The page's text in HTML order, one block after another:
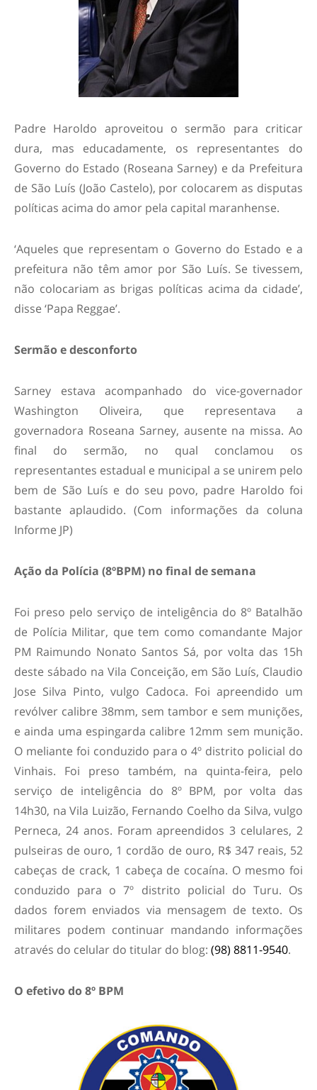
Padre Haroldo aproveitou o sermão para criticar
dura, mas educadamente, os representantes do
Governo do Estado (Roseana Sarney) e da Prefeitura
de São Luís (João Castelo), por colocarem as disputas
políticas acima do amor pela capital maranhense.
‘Aqueles que representam o Governo do Estado e a
prefeitura não têm amor por São Luís. Se tivessem,
não colocariam as brigas políticas acima da cidade’,
disse ‘Papa Reggae’.
Sermão e desconforto
Sarney estava acompanhado do vice-governador
Washington Oliveira, que representava a
governadora Roseana Sarney, ausente na missa. Ao
final do sermão, no qual conclamou os
representantes estadual e municipal a se unirem pelo
bem de São Luís e do seu povo, padre Haroldo foi
bastante aplaudido. (Com informações da coluna
Informe JP)
Ação da Polícia (8ºBPM) no final de semana
Foi preso pelo serviço de inteligência do 8º Batalhão
de Polícia Militar, que tem como comandante Major
PM Raimundo Nonato Santos Sá, por volta das 15h
deste sábado na Vila Conceição, em São Luís, Claudio
Jose Silva Pinto, vulgo Cadoca. Foi apreendido um
revólver calibre 38mm, sem tambor e sem munições,
e ainda uma espingarda calibre 12mm sem munição.
O meliante foi conduzido para o 4º distrito policial do
Vinhais. Foi preso também, na quinta-feira, pelo
serviço de inteligência do 8º BPM, por volta das
14h30, na Vila Luizão, Fernando Coelho da Silva, vulgo
Perneca, 24 anos. Foram apreendidos 3 celulares, 2
pulseiras de ouro, 1 cordão de ouro, R$ 347 reais, 52
cabeças de crack, 1 cabeça de cocaína. O mesmo foi
conduzido para o 7º distrito policial do Turu. Os
dados forem enviados via mensagem de texto. Os
militares podem continuar mandando informações
através do celular do titular do blog: (98) 8811-9540.
O efetivo do 8º BPM